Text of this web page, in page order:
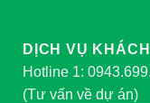
DỊCH VỤ
Hotline 1:
(Tư vấn về dự án)